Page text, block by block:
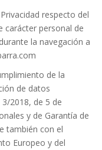
respecto del
carácter personal de
la navegación a
de la
de datos
2018, de 5 de
y de Garantía de
también con el
Europeo y del